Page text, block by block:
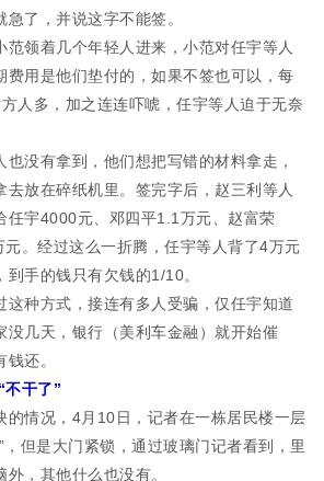
了，并说这字不能签。
领着几个年轻人进来，小范对任宇等人
费用是他们垫付的，如果不签也可以，每
人多，加之连连吓唬，任宇等人迫于无奈
没有拿到，他们想把写错的材料拿走，
去放在碎纸机里。签完字后，赵三利等人
任宇4000元、邓四平1.1万元、赵富荣
。经过这么一折腾，任宇等人背了4万元
手的钱只有欠钱的1/10。
种方式，接连有多人受骗，仅任宇知道
没几天，银行（美利车金融）就开始催
还。
干了”
情况，4月10日，记者在一栋居民楼一层
，但是大门紧锁，通过玻璃门记者看到，里
，其他什么也没有。